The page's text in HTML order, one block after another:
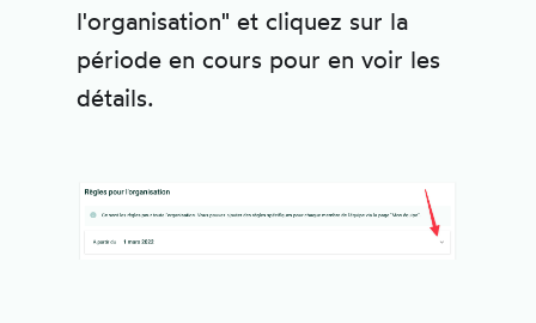
l'organisation" et cliquez sur la
période en cours pour en voir les
détails.